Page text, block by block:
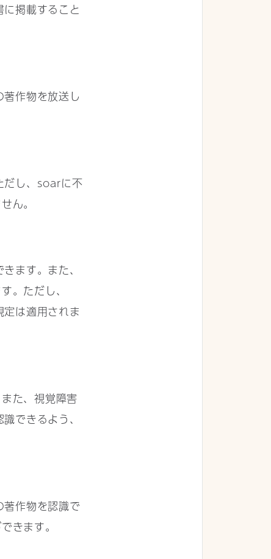
掲載すること
作物を放送し
だし、soarに不
ん。
ます。また、
。ただし、
は適用されま
た、視覚障害
できるよう、
作物を認識で
きます。